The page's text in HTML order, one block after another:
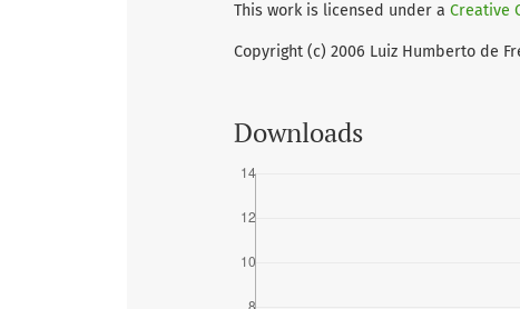
This work is licensed under a Creative
Copyright (c) 2006 Luiz Humberto de
Downloads